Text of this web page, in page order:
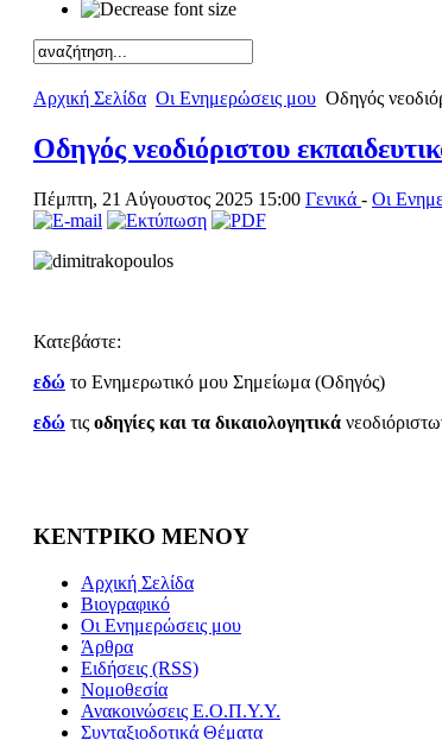
Αρχική Σελίδα Οι Ενημερώσεις μου Οδηγός
Οδηγός νεοδιόριστου
Πέμπτη, 21 Αύγουστος 2025 15:00 Γενικά - Οι
Κατεβάστε:
εδώ το Ενημερωτικό μου Σημείωμα (Οδηγός)
εδώ τις οδηγίες και τα δικαιολογητικά
ΚΕΝΤΡΙΚΟ ΜΕΝΟΥ
Αρχική Σελίδα
Βιογραφικό
Οι Ενημερώσεις μου
Άρθρα
Ειδήσεις (RSS)
Νομοθεσία
Ανακοινώσεις Ε.Ο.Π.Υ.Υ.
Συνταξιοδοτικά Θέματα